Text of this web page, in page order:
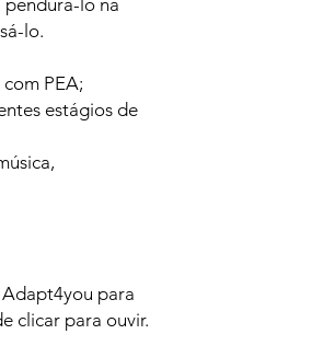
lo na
lo.
PEA;
estágios de
para
clicar para ouvir.